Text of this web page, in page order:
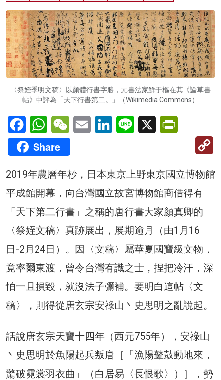
〈祭姪季明文稿〉以顏體行書字勝，元書法家鮮于樞在其《論草書
帖》中評為「天下行書第二。」（Wikimedia Commons）
FacebookWhatsAppWeChatEmail LinkedInLine X
Share
2019年農曆年杪，日本東京上野東京國立博物館
平成館開幕，向台灣國立故宮博物館商借得有
「天下第二行書」之稱的唐行書大家顏真卿的
〈祭姪文稿〉真跡展出，展期逾月（由1月16
日-2月24日）。因〈文稿〉屬華夏國寶級文物，
竟率爾東渡，曾令台灣有識之士，捏把冷汗，深
怕一且損毀，就沒法子彌補。要明白這帖〈文
稿〉，則得從唐玄宗安祿山丶史思明之亂說起。
話說唐玄宗天寶十四年（西元755年），安祿山
丶史思明於魚陽起兵叛唐［「漁陽鼙鼓動地來，
驚破霓裳羽衣曲」（白居易〈長恨歌〉）］，勢